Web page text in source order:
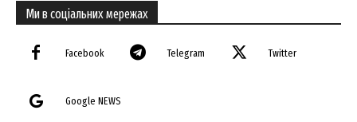
Ми в соціальних мережах
Facebook Telegram Twitter
Google NEWS